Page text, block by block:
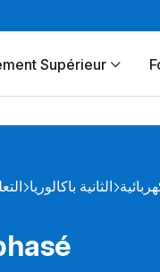
Supérieur
الثانية باكالوريا